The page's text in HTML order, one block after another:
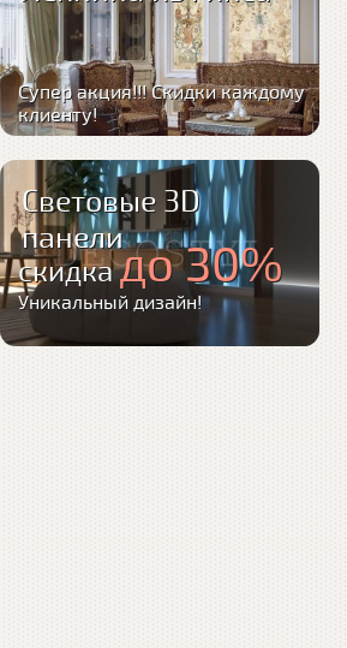
Супер акция!!! Скидки каждому
клиенту!
Световые 3D
панели
скидкадо 30%
Уникальный дизайн!